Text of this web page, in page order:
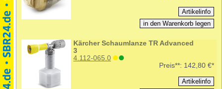
Kärcher Schaumlanze TR Advanced
3
4.112-065.0
Preis**: 142,80 €*